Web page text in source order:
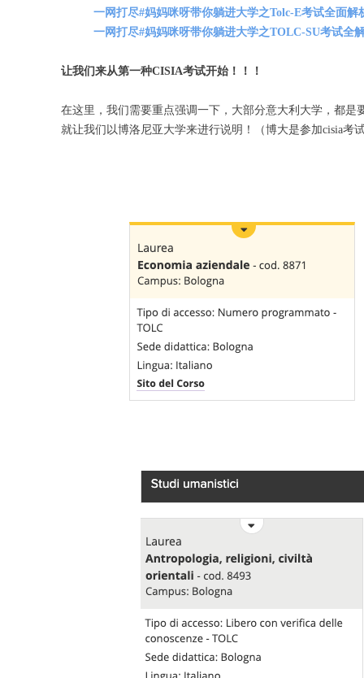
一网打尽#妈妈咪呀带你躺进大学之Tolc-E考试全面解
一网打尽#妈妈咪呀带你躺进大学之TOLC-SU考试全
让我们来从第一种CISIA考试开始！！！
在这里，我们需要重点强调一下，大部分意大利大学，都
就让我们以博洛尼亚大学来进行说明！（博大是参加cisia考